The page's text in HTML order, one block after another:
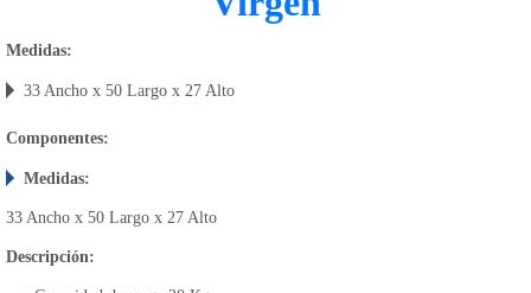
Medidas:
33 Ancho x 50 Largo x 27 Alto
Componentes:
Medidas:
33 Ancho x 50 Largo x 27 Alto
Descripción: